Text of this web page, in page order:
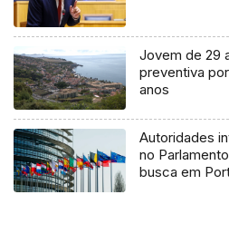
Jovem de 29
preventiva
anos
Autoridades
no
busca em